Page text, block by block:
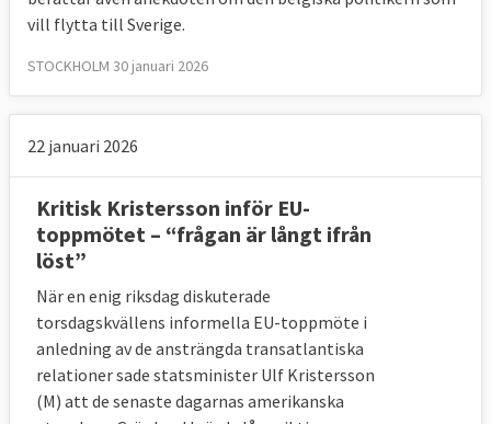
vill flytta till Sverige.
STOCKHOLM 30 januari 2026
22 januari 2026
Kritisk Kristersson inför EU-
toppmötet – “frågan är långt ifrån
löst”
När en enig riksdag diskuterade
torsdagskvällens informella EU-toppmöte i
anledning av de ansträngda transatlantiska
relationer sade statsminister Ulf Kristersson
(M) att de senaste dagarnas amerikanska